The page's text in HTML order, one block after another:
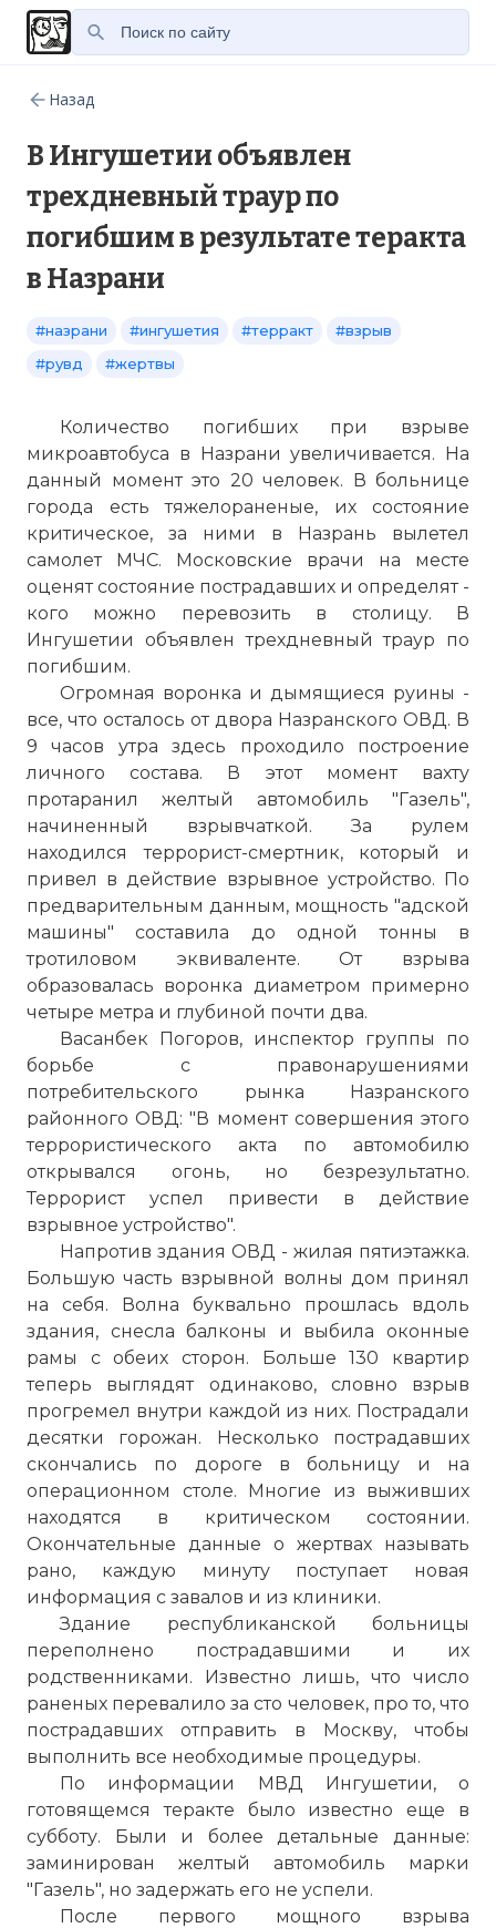
Назад
В Ингушетии объявлен
трехдневный траур по
погибшим в результате теракта
в Назрани
#назрани #ингушетия #терракт
#взрыв
#рувд
#жертвы
Количество погибших при взрыве
микроавтобуса в Назрани увеличивается. На
данный момент это 20 человек. В больнице
города есть тяжелораненые, их состояние
критическое, за ними в Назрань вылетел
самолет МЧС. Московские врачи на месте
оценят состояние пострадавших и определят -
кого можно перевозить в столицу. В
Ингушетии объявлен трехдневный траур по
погибшим.
Огромная воронка и дымящиеся руины -
все, что осталось от двора Назранского ОВД. В
9 часов утра здесь проходило построение
личного состава. В этот момент вахту
протаранил желтый автомобиль "Газель",
начиненный взрывчаткой. За рулем
находился террорист-смертник, который и
привел в действие взрывное устройство. По
предварительным данным, мощность "адской
машины" составила до одной тонны в
тротиловом эквиваленте. От взрыва
образовалась воронка диаметром примерно
четыре метра и глубиной почти два.
Васанбек Погоров, инспектор группы по
борьбе с правонарушениями
потребительского рынка Назранского
районного ОВД: "В момент совершения этого
террористического акта по автомобилю
открывался огонь, но безрезультатно.
Террорист успел привести в действие
взрывное устройство".
Напротив здания ОВД - жилая пятиэтажка.
Большую часть взрывной волны дом принял
на себя. Волна буквально прошлась вдоль
здания, снесла балконы и выбила оконные
рамы с обеих сторон. Больше 130 квартир
теперь выглядят одинаково, словно взрыв
прогремел внутри каждой из них. Пострадали
десятки горожан. Несколько пострадавших
скончались по дороге в больницу и на
операционном столе. Многие из выживших
находятся в критическом состоянии.
Окончательные данные о жертвах называть
рано, каждую минуту поступает новая
информация с завалов и из клиники.
Здание республиканской больницы
переполнено пострадавшими и их
родственниками. Известно лишь, что число
раненых перевалило за сто человек, про то, что
пострадавших отправить в Москву, чтобы
выполнить все необходимые процедуры.
По информации МВД Ингушетии, о
готовящемся теракте было известно еще в
субботу. Были и более детальные данные:
заминирован желтый автомобиль марки
"Газель", но задержать его не успели.
После первого мощного взрыва
☓